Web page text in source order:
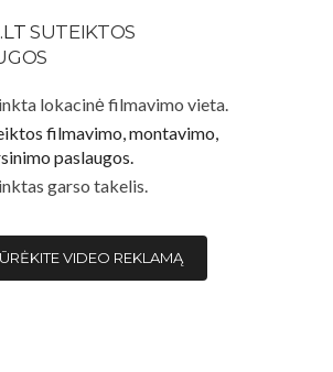
SUTEIKTOS
lokacinė filmavimo vieta.
filmavimo, montavimo,
paslaugos.
garso takelis.
VIDEO REKLAMĄ